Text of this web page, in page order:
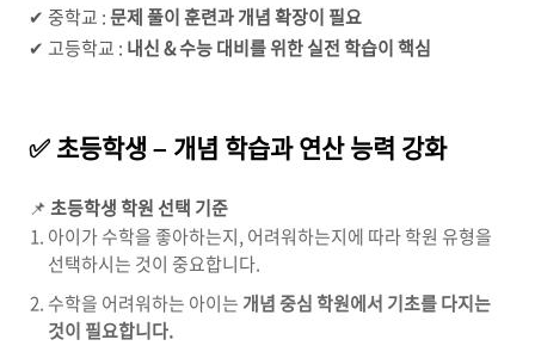
✔ 중학교 :문제 풀이 훈련과 개념 확장이 필요
✔ 고등학교 : 내신 & 수능 대비를 위한 실전 학습이 핵심
✅ 초등학생 – 개념 학습과 연산 능력 강화
📌 초등학생 학원 선택 기준
아이가 수학을 좋아하는지, 어려워하는지에 따라 학원 유형을
선택하시는 것이 중요합니다.
수학을 어려워하는 아이는 개념 중심 학원에서 기초를 다지는
것이 필요합니다.